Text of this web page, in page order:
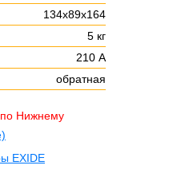
134х89х164
5 кг
210 А
обратная
Нижнему
EXIDE